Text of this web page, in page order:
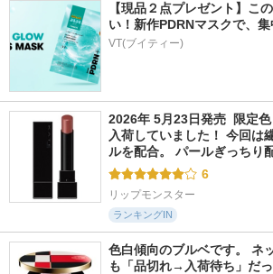
【現品２点プレゼント】こ
い！新作PDRNマスクで、
VT(ブイティー)
2026年 5月23日発売  限定
入荷していました！ 今回は
ルを配合。 パールぎっちり
6
リップモンスター
ランキングIN
色白傾向のブルベです。 ネ
も「品切れ→入荷待ち」だ